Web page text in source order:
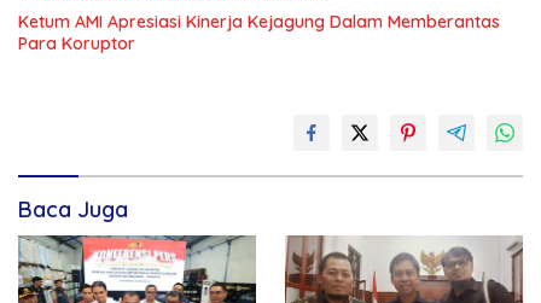
Ketum AMI Apresiasi Kinerja Kejagung Dalam Memberantas
Para Koruptor
Baca Juga